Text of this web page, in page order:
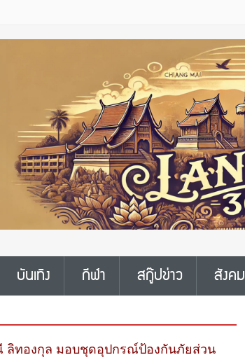
บันเทิง กีฬา สกู๊ปข่าว สังคม
ลิทองกุล มอบชุดอุปกรณ์ป้องกันภัยส่วน